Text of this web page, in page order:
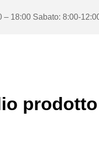
– 18:00 Sabato: 8:00-
prodotto